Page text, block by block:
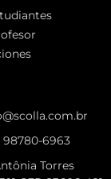
98780-6963
Torres